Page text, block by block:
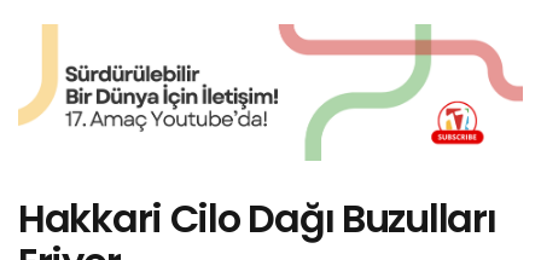
Hakkari Cilo Dağı Buzulları